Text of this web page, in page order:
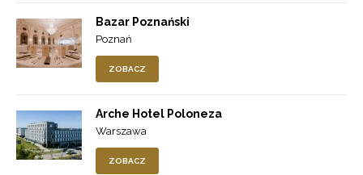
Bazar Poznański
Poznań
ZOBACZ
Arche Hotel Poloneza
Warszawa
ZOBACZ